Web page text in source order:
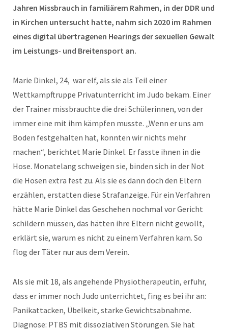
Jahren Missbrauch in familiärem Rahmen, in der DDR und
in Kirchen untersucht hatte, nahm sich 2020 im Rahmen
eines digital übertragenen Hearings der sexuellen Gewalt
im Leistungs- und Breitensport an.
Marie Dinkel, 24, war elf, als sie als Teil einer
Wettkampftruppe Privatunterricht im Judo bekam. Einer
der Trainer missbrauchte die drei Schülerinnen, von der
immer eine mit ihm kämpfen musste. „Wenn er uns am
Boden festgehalten hat, konnten wir nichts mehr
machen“, berichtet Marie Dinkel. Er fasste ihnen in die
Hose. Monatelang schweigen sie, binden sich in der Not
die Hosen extra fest zu. Als sie es dann doch den Eltern
erzählen, erstatten diese Strafanzeige. Für ein Verfahren
hätte Marie Dinkel das Geschehen nochmal vor Gericht
schildern müssen, das hätten ihre Eltern nicht gewollt,
erklärt sie, warum es nicht zu einem Verfahren kam. So
flog der Täter nur aus dem Verein.
Als sie mit 18, als angehende Physiotherapeutin, erfuhr,
dass er immer noch Judo unterrichtet, fing es bei ihr an:
Panikattacken, Übelkeit, starke Gewichtsabnahme.
Diagnose: PTBS mit dissoziativen Störungen. Sie hat